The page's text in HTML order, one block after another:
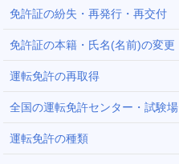
免許証の紛失・再発行・再交付
免許証の本籍・氏名(名前)の変更
運転免許の再取得
全国の運転免許センター・試験場
運転免許の種類